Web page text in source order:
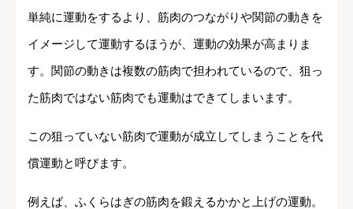
単純に運動をするより、筋肉のつながりや関節の動きを
イメージして運動するほうが、運動の効果が高まりま
す。関節の動きは複数の筋肉で担われているので、狙っ
た筋肉ではない筋肉でも運動はできてしまいます。
この狙っていない筋肉で運動が成立してしまうことを代
償運動と呼びます。
例えば、ふくらはぎの筋肉を鍛えるかかと上げの運動。